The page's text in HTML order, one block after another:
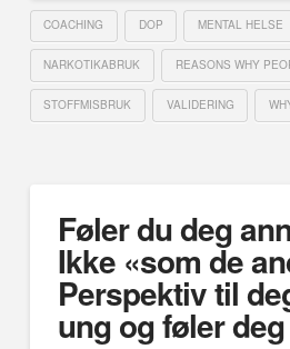
COACHING DOP MENTAL HELSE
NARKOTIKABRUK REASONS WHY
STOFFMISBRUK VALIDERING
Føler du deg
Ikke «som de
Perspektiv til
ung og føler